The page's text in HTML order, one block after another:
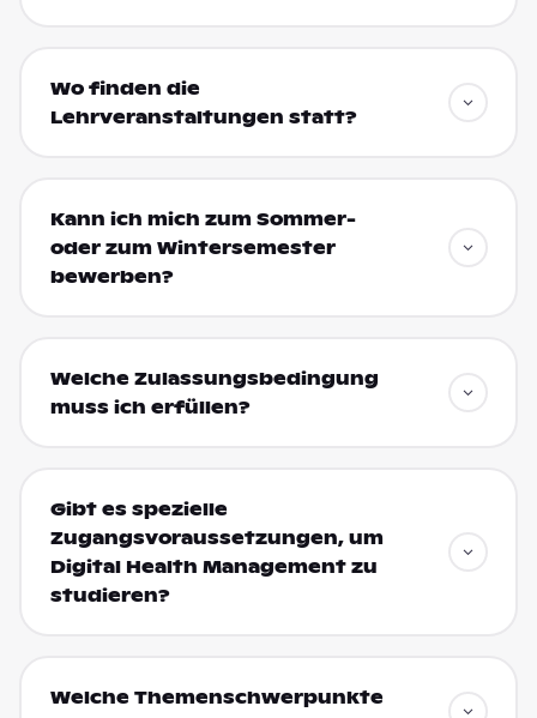
Wo finden die
Lehrveranstaltungen statt?
Kann ich mich zum Sommer-
oder zum Wintersemester
bewerben?
Welche Zulassungsbedingung
muss ich erfüllen?
Gibt es spezielle
Zugangsvoraussetzungen, um
Digital Health Management zu
studieren?
Welche Themenschwerpunkte